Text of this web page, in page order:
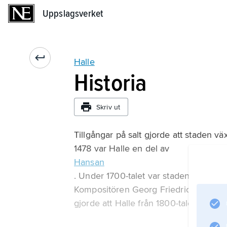
Uppslagsverket
Halle
Historia
Skriv ut
Tillgångar på salt gjorde att staden
1478 var Halle en del av
Hansan
. Under 1700-talet var staden med
Kompositören Georg Friedrich
gjorde att Halle från 1800-talets